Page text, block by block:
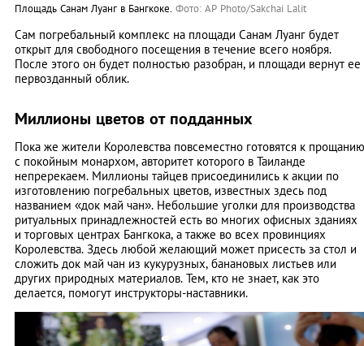
Площадь Санам Луанг в Бангкоке. Фото: AP Photo/Sakchai Lalit
Сам погребальный комплекс на площади Санам Луанг будет
открыт для свободного посещения в течение всего ноября.
После этого он будет полностью разобран, и площади вернут ее
первозданный облик.
Миллионы цветов от подданных
Пока же жители Королевства повсеместно готовятся к прощанию
с покойным монархом, авторитет которого в Таиланде
непререкаем. Миллионы тайцев присоединились к акции по
изготовлению погребальных цветов, известных здесь под
названием «док май чан». Небольшие уголки для производства
ритуальных принадлежностей есть во многих офисных зданиях
и торговых центрах Бангкока, а также во всех провинциях
Королевства. Здесь любой желающий может присесть за стол и
сложить док май чан из кукурузных, банановых листьев или
других природных материалов. Тем, кто не знает, как это
делается, помогут инструкторы-наставники.